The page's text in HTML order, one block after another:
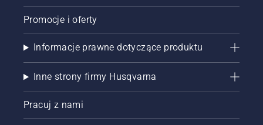
Promocje i oferty
Informacje prawne dotyczące produktu
Inne strony firmy Husqvarna
Pracuj z nami